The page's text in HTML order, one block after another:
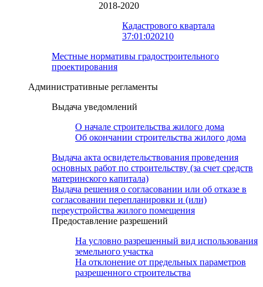
2018-2020
Кадастрового квартала
37:01:020210
Местные нормативы градостроительного
проектирования
Административные регламенты
Выдача уведомлений
О начале строительства жилого дома
Об окончании строительства жилого дома
Выдача акта освидетельствования проведения
основных работ по строительству (за счет средств
материнского капитала)
Выдача решения о согласовании или об отказе в
согласовании перепланировки и (или)
переустройства жилого помещения
Предоставление разрешений
На условно разрешенный вид использования
земельного участка
На отклонение от предельных параметров
разрешенного строительства